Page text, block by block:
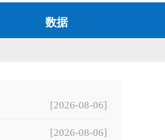
数据
[2026-08-06]
[2026-08-06]